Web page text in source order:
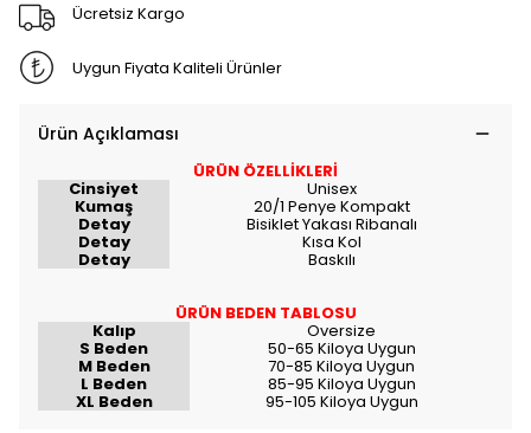
Ücretsiz Kargo
Uygun Fiyata Kaliteli Ürünler
Ürün Açıklaması
ÜRÜN ÖZELLİKLERİ
Cinsiyet Unisex
Kumaş 20/1 Penye Kompakt
Detay Bisiklet Yakası Ribanalı
Detay Kısa Kol
Detay Baskılı
ÜRÜN BEDEN TABLOSU
Kalıp Oversize
S Beden 50-65 Kiloya Uygun
M Beden 70-85 Kiloya Uygun
L Beden 85-95 Kiloya Uygun
XL Beden 95-105 Kiloya Uygun